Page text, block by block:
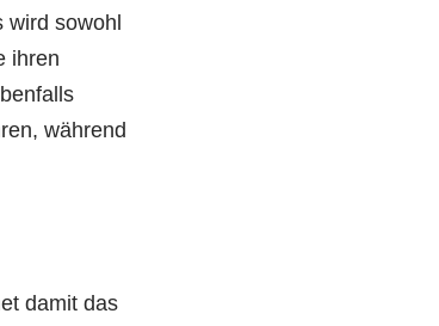
sowohl
ihren
während
damit das